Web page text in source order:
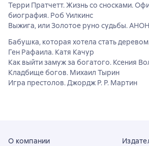
Терри Пратчетт. Жизнь со сносками.
биография. Роб Уилкинс
Выжига, или Золотое руно судьбы.
Бабушка, которая хотела стать
Ген Рафаила. Катя Качур
Как выйти замуж за богатого. Ксения
Кладбище богов. Михаил Тырин
Игра престолов. Джордж Р. Р. Мартин
О компании